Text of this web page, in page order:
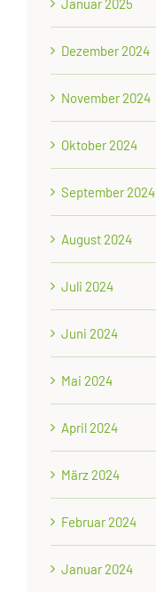
Januar 2025
Dezember 2024
November 2024
Oktober 2024
September 2024
August 2024
Juli 2024
Juni 2024
Mai 2024
April 2024
März 2024
Februar 2024
Januar 2024